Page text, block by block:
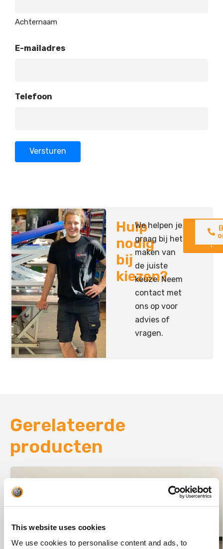
This website uses cookies
We use cookies to personalise content and ads, to
Achternaam
E-mailadres
Telefoon
Hulp
nodig
bij
kiezen?
We helpen je
graag bij het
maken van
de juiste
keuze. Neem
contact met
ons op voor
advies of
vragen.
Neem
op
Gerelateerde
producten